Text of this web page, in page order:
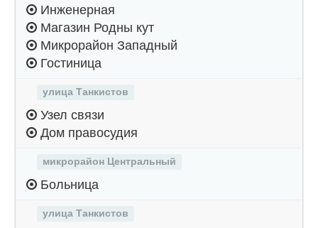
Инженерная
Магазин Родны кут
Микрорайон Западный
Гостиница
улица Танкистов
Узел связи
Дом правосудия
микрорайон Центральный
Больница
улица Танкистов